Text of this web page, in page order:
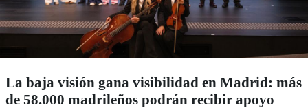
La baja visión gana visibilidad en Madrid: más
de 58.000 madrileños podrán recibir apoyo